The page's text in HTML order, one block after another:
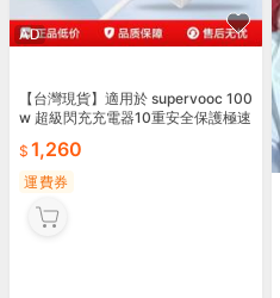
AD
【台灣現貨】適用於 supervooc 100
w 超級閃充充電器10重安全保護極速
1,260
運費券